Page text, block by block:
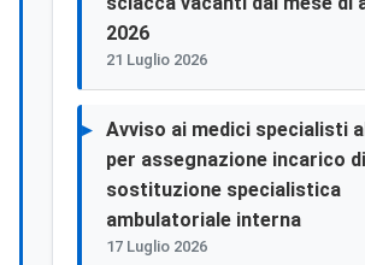
2026
21 Luglio 2026
Avviso ai medici specialisti
per assegnazione incarico di
sostituzione specialistica
ambulatoriale interna
17 Luglio 2026